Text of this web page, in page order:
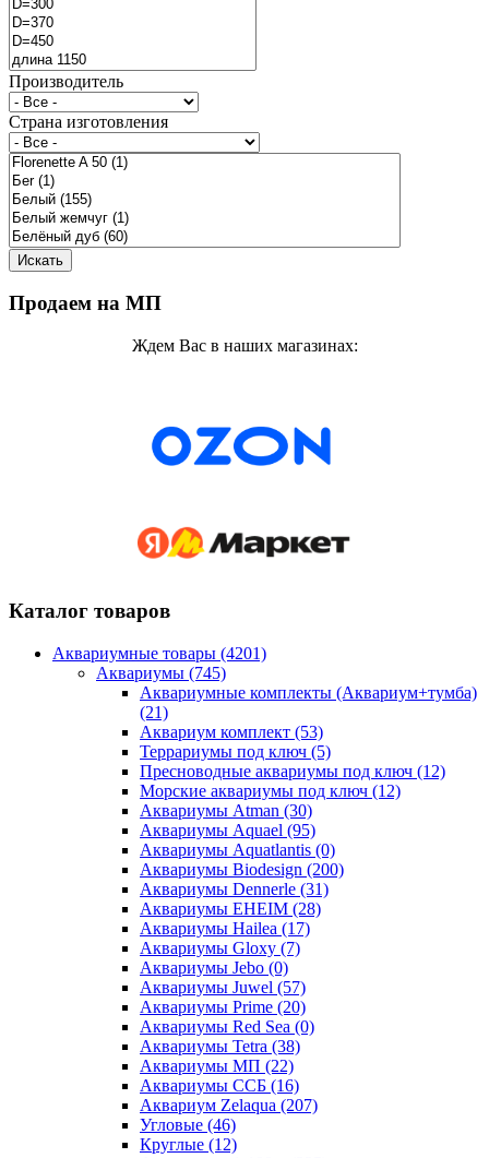
Производитель
Страна изготовления
Продаем на МП
Ждем Вас в наших магазинах:
Каталог товаров
Аквариумные товары (4201)
Аквариумы (745)
Аквариумные комплекты (Аквариум+тумба)
(21)
Аквариум комплект (53)
Террариумы под ключ (5)
Пресноводные аквариумы под ключ (12)
Морские аквариумы под ключ (12)
Аквариумы Atman (30)
Аквариумы Aquael (95)
Аквариумы Aquatlantis (0)
Аквариумы Biodesign (200)
Аквариумы Dennerle (31)
Аквариумы EHEIM (28)
Аквариумы Hailea (17)
Аквариумы Gloxy (7)
Аквариумы Jebo (0)
Аквариумы Juwel (57)
Аквариумы Prime (20)
Аквариумы Red Sea (0)
Аквариумы Tetra (38)
Аквариумы МП (22)
Аквариумы ССБ (16)
Аквариум Zelaqua (207)
Угловые (46)
Круглые (12)